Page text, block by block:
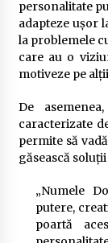
personalitate
adapteze ușor
la problemele
care au o
motiveze pe
De
caracterizate
permite să
găsească
„Numele
putere,
poartă